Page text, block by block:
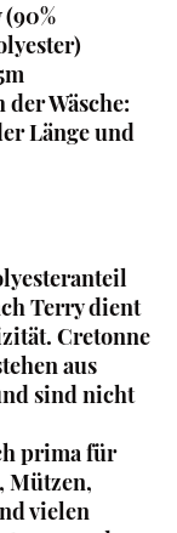
Wäsche:
Länge und
Terry dient
Cretonne
aus
sind nicht
prima für
Mützen,
vielen